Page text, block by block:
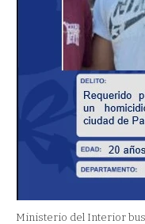
Ministerio del Interior